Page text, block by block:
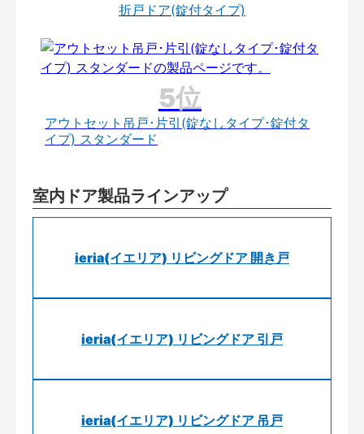
折戸ドア(錠付タイプ)
アウトセット吊戸･片引(錠なしタイプ･錠付タ
イプ) スタンダード
室内ドア製品ラインアップ
ieria(イエリア) リビングドア 開き戸
ieria(イエリア) リビングドア 引戸
ieria(イエリア) リビングドア 吊戸